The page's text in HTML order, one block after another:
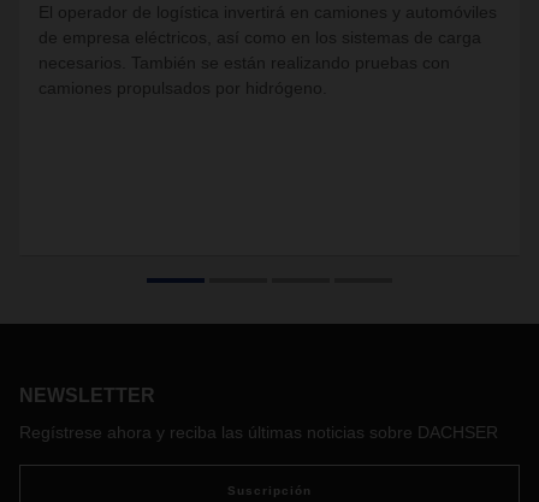
El operador de logística invertirá en camiones y automóviles
de empresa eléctricos, así como en los sistemas de carga
necesarios. También se están realizando pruebas con
camiones propulsados ​​por hidrógeno.
NEWSLETTER
Regístrese ahora y reciba las últimas noticias sobre DACHSER
Suscripción